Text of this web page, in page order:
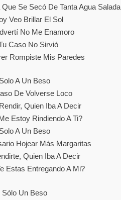
Se Secó De Tanta Agua Salada
Veo Brillar El Sol
No Me Enamoro
Caso No Sirvió
Rompiste Mis Paredes
Solo A Un Beso
De Volverse Loco
Quien Iba A Decir
Estoy Rindiendo A Ti?
Solo A Un Beso
Hojear Más Margaritas
Quien Iba A Decir
Estas Entregando A Mi?
Sólo Un Beso